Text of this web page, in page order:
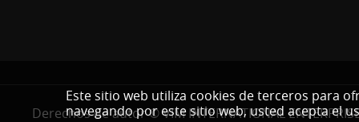
Este sitio web utiliza cookies de terceros para
navegando por este sitio web, usted acepta el
Derechos de autor © VIM INTERNATIONAL